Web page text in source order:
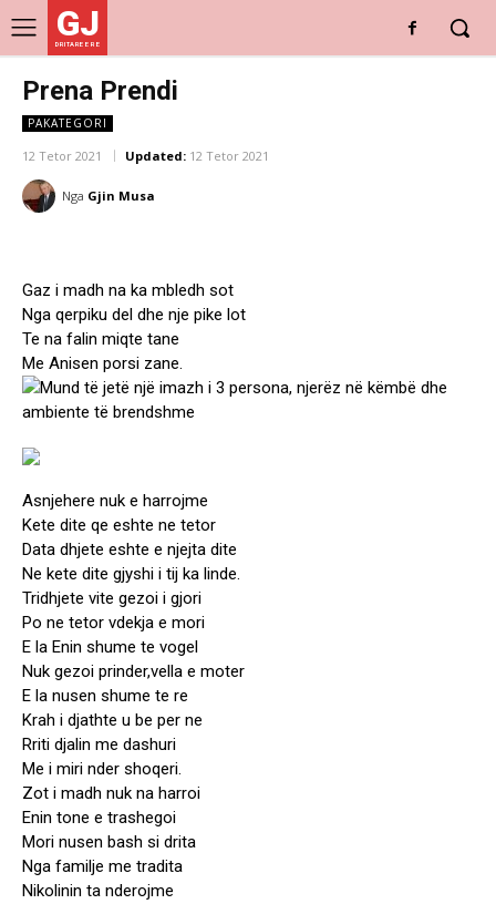
GJ
DRITARE E RE
Prena Prendi
PAKATEGORI
12 Tetor 2021 Updated: 12 Tetor 2021
Nga Gjin Musa
Gaz i madh na ka mbledh sot
Nga qerpiku del dhe nje pike lot
Te na falin miqte tane
Me Anisen porsi zane.
Asnjehere nuk e harrojme
Kete dite qe eshte ne tetor
Data dhjete eshte e njejta dite
Ne kete dite gjyshi i tij ka linde.
Tridhjete vite gezoi i gjori
Po ne tetor vdekja e mori
E la Enin shume te vogel
Nuk gezoi prinder,vella e moter
E la nusen shume te re
Krah i djathte u be per ne
Rriti djalin me dashuri
Me i miri nder shoqeri.
Zot i madh nuk na harroi
Enin tone e trashegoi
Mori nusen bash si drita
Nga familje me tradita
Nikolinin ta nderojme